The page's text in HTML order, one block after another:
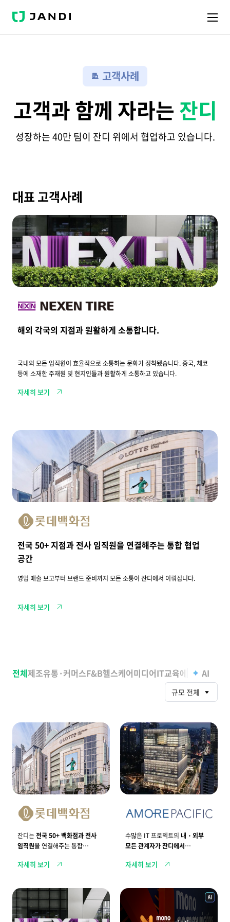
J
N
고객사례
고객과 함께 자라는 잔디
성장하는 40만 팀이 잔디 위에서 협업하고 있습니다.
대표 고객사례
해
외
각
국
의
지
점
과
원
하
게
통
합
해외 각국의 지점과 원활하게 소통합니다.
국내외 모든 임직원이 효율적으로 소통하는 문화가 정착됐습니다. 중국, 체코
등에 소재한 주재원 및 현지인들과 원활하게 소통하고 있습니다.
자세히 보기
전
과
전
임
직
을
연
결
해
주
는
협
전국 50+ 지점과 전사 임직원을 연결해주는 통합 협업
공간
영업 매출 보고부터 브랜드 준비까지 모든 소통이 잔디에서 이뤄집니다.
자세히 보기
전체제조유통·커머스F&B헬스케어미디어IT교육에이전시
AI
규모 전체
전
5
0
+
지
점
과
전
임
직
을
연
결
주
합
협
업
공
잔디는전국 50+ 백화점과 전사
임직원을 연결해주는 통합
자세히 보기
원
활
한
I
T
프
로
젝
트
을
한
실
시
협
스
템
완
성
수많은 IT 프로젝트의 내・외부
모든 관계자가 잔디에서
자세히 보기
해
외
각
국
1
0
년
차